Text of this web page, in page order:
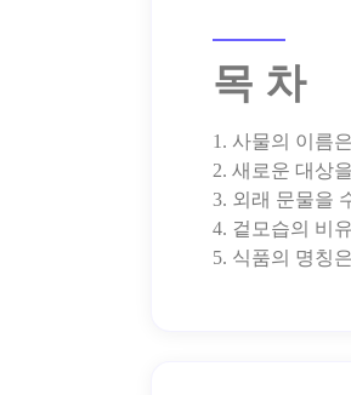
목 차
1. 사물의 이름
2. 새로운 대상
3. 외래 문물을
4. 겉모습의 비